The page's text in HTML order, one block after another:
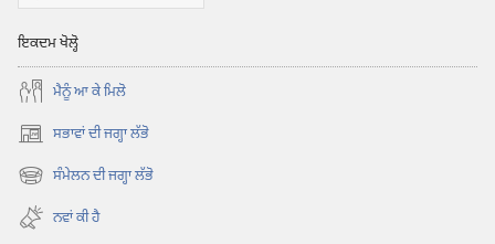
ਇਕਦਮ ਖੋਲ੍ਹੋ
ਮੈਨੂੰ ਆ ਕੇ ਮਿਲੋ
ਸਭਾਵਾਂ ਦੀ ਜਗ੍ਹਾ ਲੱਭੋ
(opens
new ਸੰਮੇਲਨ ਦੀ ਜਗ੍ਹਾ ਲੱਭੋ
(opens
new
window)
ਨਵਾਂ ਕੀ ਹੈ